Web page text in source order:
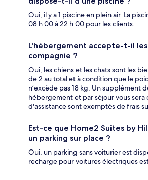
Oui, il y a 1 piscine en plein air. La
08 h 00 à 22 h 00 pour les clients.
L'hébergement accepte-t-il les
compagnie ?
Oui, les chiens et les chats sont les
de 2 au total et à condition que le
n’excède pas 18 kg. Un supplément
hébergement et par séjour vous sera
d'assistance sont exemptés de frais
Est-ce que Home2 Suites by
un parking sur place ?
Oui, un parking sans voiturier est
recharge pour voitures électriques